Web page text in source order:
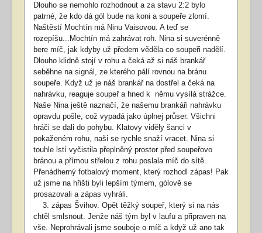
Dlouho se nemohlo rozhodnout a za stavu 2:2 bylo
patrné, že kdo dá gól bude na koni a soupeře zlomí.
Naštěstí Mochtín má Ninu Vaisovou. A teď se
rozepíšu...Mochtín má zahrávat roh. Nina si suverénně
bere míč, jak kdyby už předem věděla co soupeři nadělí.
Dlouho klidně stojí v rohu a čeká až si náš brankář
seběhne na signál, ze kterého pálí rovnou na bránu
soupeře. Když už je náš brankář na dostřel a čeká na
nahrávku, reaguje soupeř a hned k němu vysílá strážce.
Naše Nina ještě naznačí, že našemu brankáři nahrávku
opravdu pošle, což vypadá jako úplnej průser. Všichni
hráči se dali do pohybu. Klatovy viděly šanci v
pokaženém rohu, naši se rychle snaží vracet. Nina si
touhle lstí vyčistila přeplněný prostor před soupeřovo
bránou a přímou střelou z rohu poslala míč do sítě.
Přenádherný fotbalový moment, který rozhodl zápas! Pak
už jsme na hřišti byli lepším týmem, gólově se
prosazovali a zápas vyhráli.
3. zápas Švihov. Opět těžký soupeř, který si na nás
chtěl smlsnout. Jenže náš tým byl v laufu a připraven na
vše. Neprohrávali jsme souboje o míč a když už ano tak